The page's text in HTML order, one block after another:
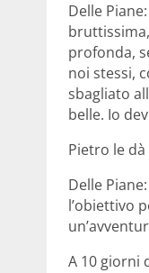
Delle
profonda,
noi stessi,
sbagliato
belle. Io
Pietro le
Delle
l’obiettivo
A 10 giorni